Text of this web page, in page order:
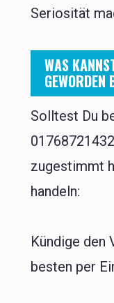
Seriosität
WAS
GEWORDEN
Solltest Du
zugestimmt
handeln:
Kündige den
besten per